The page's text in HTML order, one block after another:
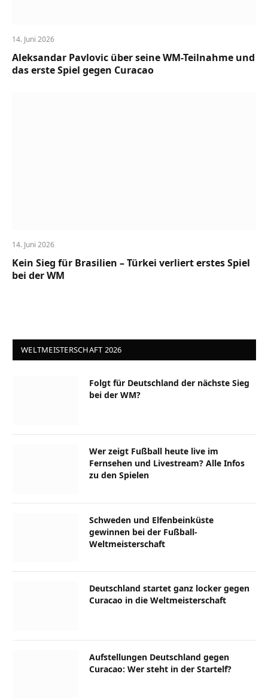
14. Juni 2026
Aleksandar Pavlovic über seine WM-Teilnahme und
das erste Spiel gegen Curacao
14. Juni 2026
Kein Sieg für Brasilien – Türkei verliert erstes Spiel
bei der WM
WELTMEISTERSCHAFT 2026
Folgt für Deutschland der nächste Sieg
bei der WM?
Wer zeigt Fußball heute live im
Fernsehen und Livestream? Alle Infos
zu den Spielen
Schweden und Elfenbeinküste
gewinnen bei der Fußball-
Weltmeisterschaft
Deutschland startet ganz locker gegen
Curacao in die Weltmeisterschaft
Aufstellungen Deutschland gegen
Curacao: Wer steht in der Startelf?